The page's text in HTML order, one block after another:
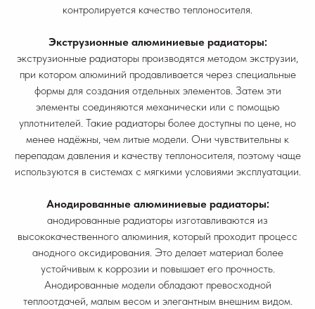
контролируется качество теплоносителя.
Экструзионные алюминиевые радиаторы:
экструзионные радиаторы производятся методом экструзии,
при котором алюминий продавливается через специальные
формы для создания отдельных элементов. Затем эти
элементы соединяются механически или с помощью
уплотнителей. Такие радиаторы более доступны по цене, но
менее надёжны, чем литые модели. Они чувствительны к
перепадам давления и качеству теплоносителя, поэтому чаще
используются в системах с мягкими условиями эксплуатации.
Анодированные алюминиевые радиаторы:
анодированные радиаторы изготавливаются из
высококачественного алюминия, который проходит процесс
анодного оксидирования. Это делает материал более
устойчивым к коррозии и повышает его прочность.
Анодированные модели обладают превосходной
теплоотдачей, малым весом и элегантным внешним видом.